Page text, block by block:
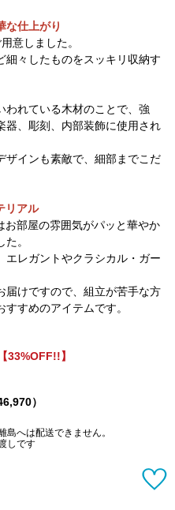
な仕上がり
意しました。
細々したものをスッキリ収納す
われている木材のことで、強
器、彫刻、内部装飾に使用され
ザインも素敵で、細部までこだ
リアル
お部屋の雰囲気がパッと華やか
。
エレガントやクラシカル・ガー
届けですので、組立が苦手な方
すめのアイテムです。
【33%OFF!!】
）
へは配送できません。
しです